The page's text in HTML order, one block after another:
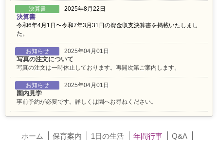
決算書 2025年8月22日
決算書
令和6年4月1日〜令和7年3月31日の資金収支決算書を掲載いたしまし
た。
お知らせ 2025年04月01日
写真の注文について
写真の注文は一時休止しております。再開次第ご案内します。
お知らせ 2025年04月01日
園内見学
事前予約が必要です。詳しくは園へお尋ねください。
ホーム 保育案内 1日の生活 年間行事 Q&A